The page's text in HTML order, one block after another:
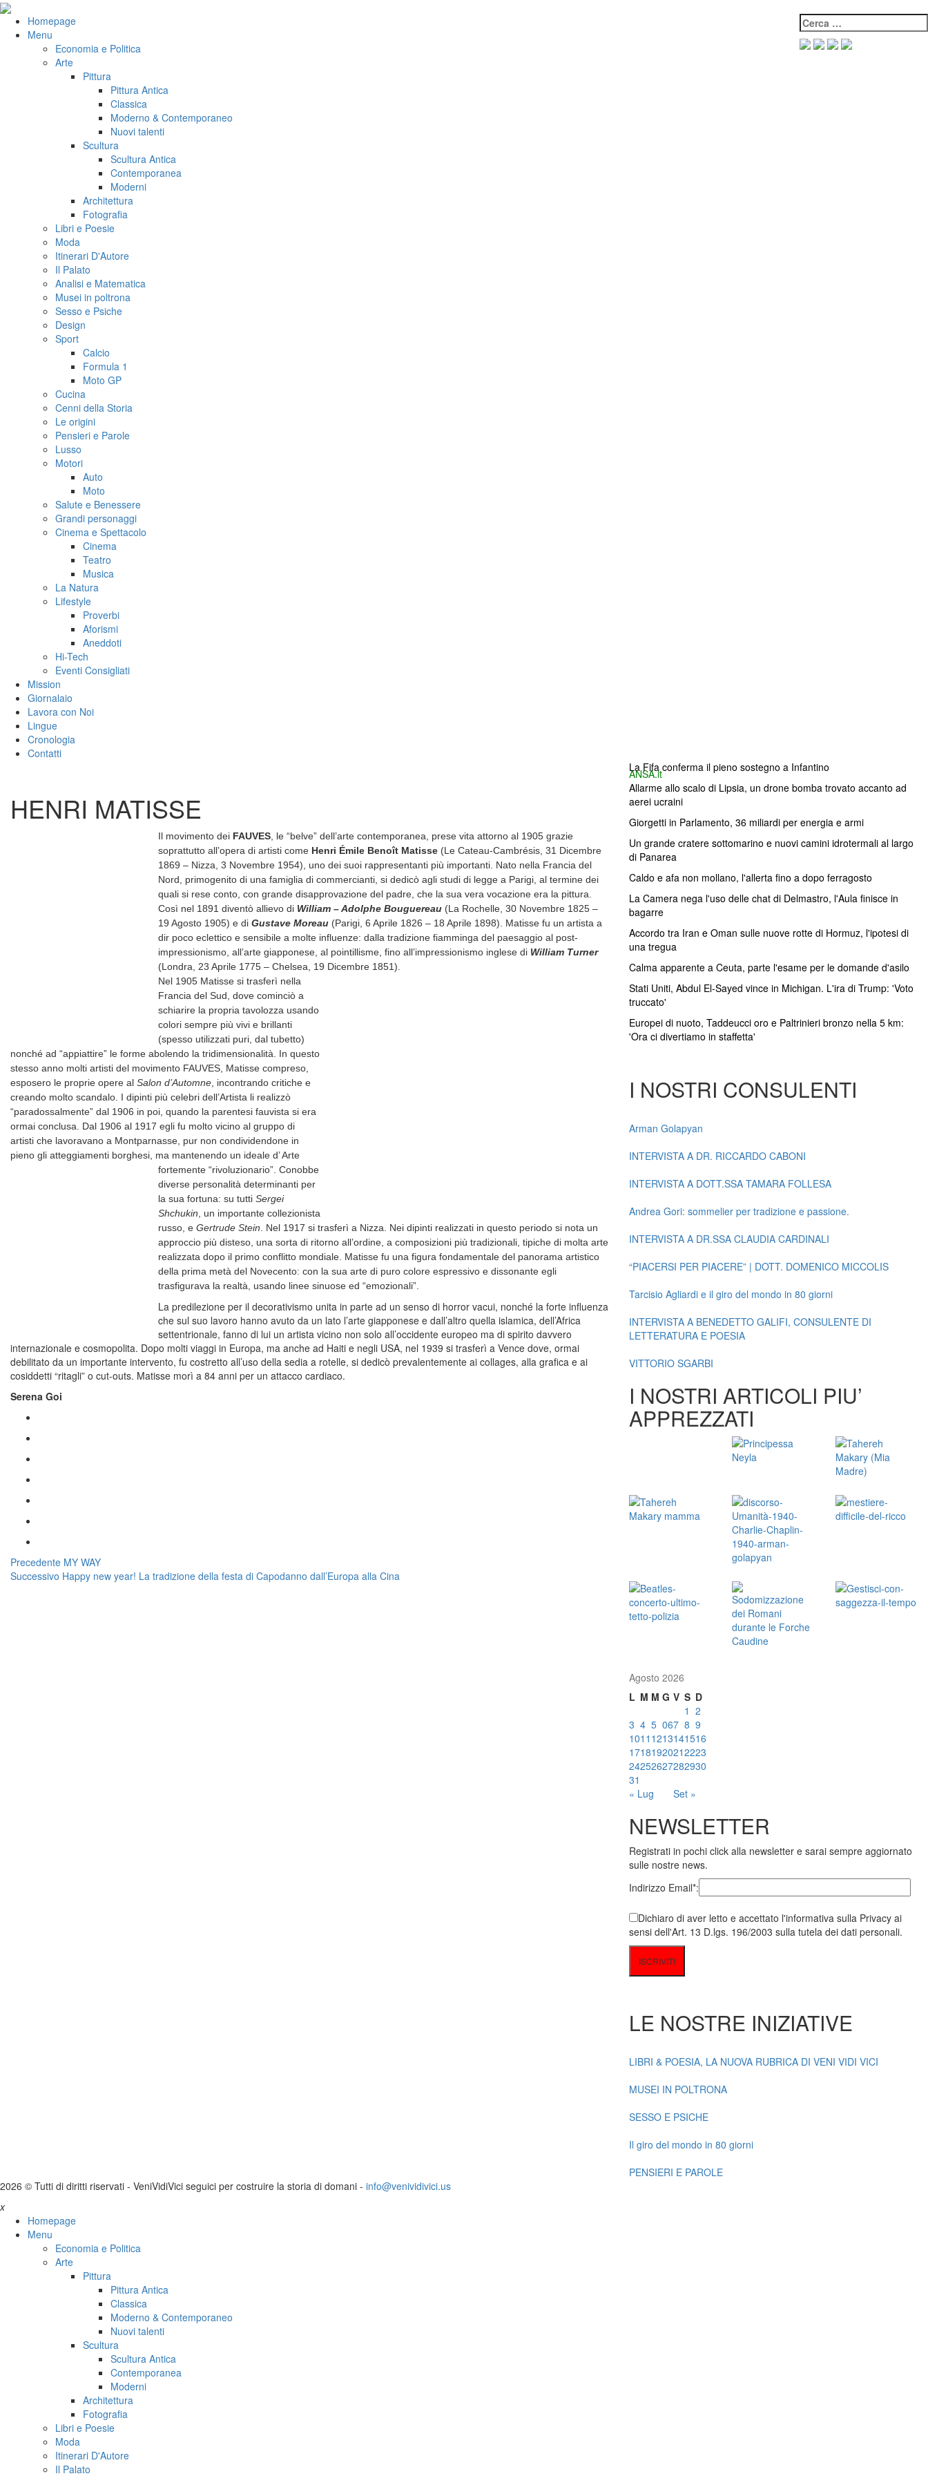
Salta
contenuto
VeniVidiVici Cerca:
Homepage
Menu
Economia e Politica
Arte
Pittura
Pittura Antica
Classica
Moderno & Contemporaneo
Nuovi talenti
Scultura
Scultura Antica
Contemporanea
Moderni
Architettura
Fotografia
Libri e Poesie
Moda
Itinerari D'Autore
Il Palato
Analisi e Matematica
Musei in poltrona
Sesso e Psiche
Design
Sport
Calcio
Formula 1
Moto GP
Cucina
Cenni della Storia
Le origini
Pensieri e Parole
Lusso
Motori
Auto
Moto
Salute e Benessere
Grandi personaggi
Cinema e Spettacolo
Cinema
Teatro
Musica
La Natura
Lifestyle
Proverbi
Aforismi
Aneddoti
Hi-Tech
Eventi Consigliati
Mission
Giornalaio
Lavora con Noi
Lingue
Cronologia
Contatti
HENRI MATISSE
Il movimento dei FAUVES, le “belve” dell’arte contemporanea, prese vita attorno al 1905 grazie
soprattutto all’opera di artisti come Henri Émile Benoît Matisse (Le Cateau-Cambrésis, 31 Dicembre
1869 – Nizza, 3 Novembre 1954), uno dei suoi rappresentanti più importanti. Nato nella Francia del
Nord, primogenito di una famiglia di commercianti, si dedicò agli studi di legge a Parigi, al termine dei
quali si rese conto, con grande disapprovazione del padre, che la sua vera vocazione era la pittura.
Così nel 1891 diventò allievo di William – Adolphe Bouguereau (La Rochelle, 30 Novembre 1825 –
19 Agosto 1905) e di Gustave Moreau (Parigi, 6 Aprile 1826 – 18 Aprile 1898). Matisse fu un artista a
dir poco eclettico e sensibile a molte influenze: dalla tradizione fiamminga del paesaggio al post-
impressionismo, all’arte giapponese, al pointillisme, fino all’impressionismo inglese di William Turner
(Londra, 23 Aprile 1775 – Chelsea, 19 Dicembre 1851).
Nel 1905 Matisse si trasferì nella
Francia del Sud, dove cominciò a
schiarire la propria tavolozza usando
colori sempre più vivi e brillanti
(spesso utilizzati puri, dal tubetto)
nonché ad “appiattire” le forme abolendo la tridimensionalità. In questo
stesso anno molti artisti del movimento FAUVES, Matisse compreso,
esposero le proprie opere al Salon d’Automne, incontrando critiche e
creando molto scandalo. I dipinti più celebri dell’Artista li realizzò
“paradossalmente” dal 1906 in poi, quando la parentesi fauvista si era
ormai conclusa. Dal 1906 al 1917 egli fu molto vicino al gruppo di
artisti che lavoravano a Montparnasse, pur non condividendone in
pieno gli atteggiamenti borghesi, ma mantenendo un ideale d’ Arte
fortemente “rivoluzionario”. Conobbe
diverse personalità determinanti per
la sua fortuna: su tutti Sergei
Shchukin, un importante collezionista
russo, e Gertrude Stein. Nel 1917 si trasferì a Nizza. Nei dipinti realizzati in questo periodo si nota un
approccio più disteso, una sorta di ritorno all’ordine, a composizioni più tradizionali, tipiche di molta arte
realizzata dopo il primo conflitto mondiale. Matisse fu una figura fondamentale del panorama artistico
della prima metà del Novecento: con la sua arte di puro colore espressivo e dissonante egli
trasfigurava la realtà, usando linee sinuose ed “emozionali”.
La predilezione per il decorativismo unita in parte ad un senso di horror vacui, nonché la forte influenza
che sul suo lavoro hanno avuto da un lato l’arte giapponese e dall’altro quella islamica, dell’Africa
settentrionale, fanno di lui un artista vicino non solo all’occidente europeo ma di spirito davvero
internazionale e cosmopolita. Dopo molti viaggi in Europa, ma anche ad Haiti e negli USA, nel 1939 si trasferì a Vence dove, ormai
debilitato da un importante intervento, fu costretto all’uso della sedia a rotelle, si dedicò prevalentemente ai collages, alla grafica e ai
cosiddetti “ritagli” o cut-outs. Matisse morì a 84 anni per un attacco cardiaco.
Serena Goi
Navigazione
articoli
Precedente Articolo
precedente:
MY WAY
Successivo Articolo
Happy new year! La tradizione della festa di Capodanno dall’Europa alla Cina
ANSA.it
La Fifa conferma il pieno sostegno a Infantino
Allarme allo scalo di Lipsia, un drone bomba trovato accanto ad
aerei ucraini
Giorgetti in Parlamento, 36 miliardi per energia e armi
Un grande cratere sottomarino e nuovi camini idrotermali al largo
di Panarea
Caldo e afa non mollano, l'allerta fino a dopo ferragosto
La Camera nega l'uso delle chat di Delmastro, l'Aula finisce in
bagarre
Accordo tra Iran e Oman sulle nuove rotte di Hormuz, l'ipotesi di
una tregua
Calma apparente a Ceuta, parte l'esame per le domande d'asilo
Stati Uniti, Abdul El-Sayed vince in Michigan. L'ira di Trump: 'Voto
truccato'
Europei di nuoto, Taddeucci oro e Paltrinieri bronzo nella 5 km:
'Ora ci divertiamo in staffetta'
I NOSTRI CONSULENTI
Arman Golapyan
INTERVISTA A DR. RICCARDO CABONI
INTERVISTA A DOTT.SSA TAMARA FOLLESA
Andrea Gori: sommelier per tradizione e passione.
INTERVISTA A DR.SSA CLAUDIA CARDINALI
“PIACERSI PER PIACERE” | DOTT. DOMENICO MICCOLIS
Tarcisio Agliardi e il giro del mondo in 80 giorni
INTERVISTA A BENEDETTO GALIFI, CONSULENTE DI
LETTERATURA E POESIA
VITTORIO SGARBI
I NOSTRI ARTICOLI PIU’
APPREZZATI
Agosto 2026
L M M G V S D
« Lug Set »
1 2
3 4 5 067 8 9
1011 1213141516
17181920212223
24252627282930
31
NEWSLETTER
Registrati in pochi click alla newsletter e sarai sempre aggiornato
sulle nostre news.
Indirizzo Email*:
Dichiaro di aver letto e accettato l'informativa sulla Privacy ai
sensi dell'Art. 13 D.lgs. 196/2003 sulla tutela dei dati personali.
LE NOSTRE INIZIATIVE
LIBRI & POESIA, LA NUOVA RUBRICA DI VENI VIDI VICI
MUSEI IN POLTRONA
SESSO E PSICHE
Il giro del mondo in 80 giorni
PENSIERI E PAROLE
2026 © Tutti di diritti riservati - VeniVidiVici seguici per costruire la storia di domani - info@venividivici.us
x
Homepage
Menu
Economia e Politica
Arte
Pittura
Pittura Antica
Classica
Moderno & Contemporaneo
Nuovi talenti
Scultura
Scultura Antica
Contemporanea
Moderni
Architettura
Fotografia
Libri e Poesie
Moda
Itinerari D'Autore
Il Palato